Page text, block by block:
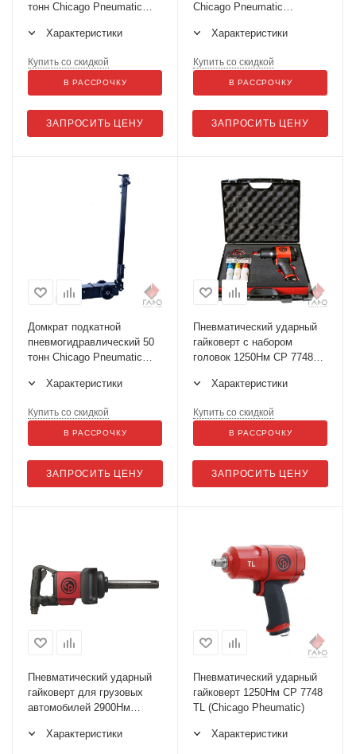
тонн Chicago Pneumatic
Характеристики
ЗАПРОСИТЬ ЦЕНУ
Купить со скидкой
В РАССРОЧКУ
Chicago Pneumatic
Характеристики
ЗАПРОСИТЬ ЦЕНУ
Купить со скидкой
В РАССРОЧКУ
Домкрат подкатной
пневмогидравлический 50
тонн Chicago Pneumatic
Характеристики
ЗАПРОСИТЬ ЦЕНУ
Купить со скидкой
В РАССРОЧКУ
Пневматический ударный
гайковерт с набором
головок 1250Нм СР 7748К
Характеристики
ЗАПРОСИТЬ ЦЕНУ
Купить со скидкой
В РАССРОЧКУ
Пневматический ударный
гайковерт для грузовых
автомобилей 2900Нм
7782-6Характеристики
Пневматический ударный
гайковерт 1250Нм СР 7748
TL (Chicago Pheumatic)
Характеристики